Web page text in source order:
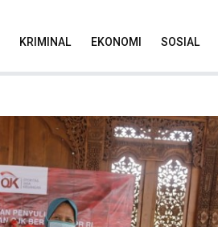
KRIMINAL EKONOMI SOSIAL